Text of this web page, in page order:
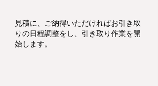
見積に、ご納得いただければお引き取
りの日程調整をし、 引き取り作業を開
始します。